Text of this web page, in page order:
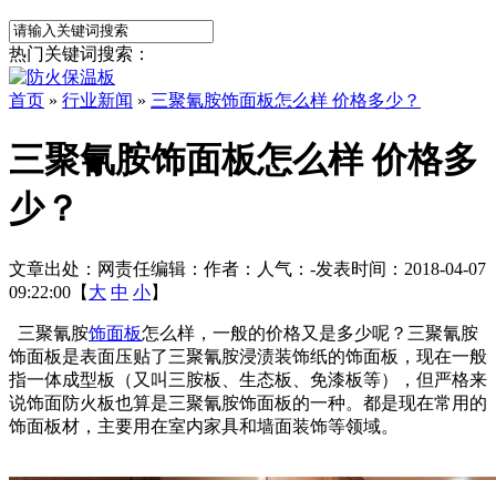
热门关键词搜索：
首页 » 行业新闻 » 三聚氰胺饰面板怎么样 价格多少？
三聚氰胺饰面板怎么样 价格多
少？
文章出处： 网责任编辑： 作者： 人气： -发表时间：2018-04-07
09:22:00【 大 中 小】
三聚氰胺饰面板怎么样，一般的价格又是多少呢？三聚氰胺
饰面板是表面压贴了三聚氰胺浸渍装饰纸的饰面板，现在一般
指一体成型板（又叫三胺板、生态板、免漆板等），但严格来
说饰面防火板也算是三聚氰胺饰面板的一种。都是现在常用的
饰面板材，主要用在室内家具和墙面装饰等领域。